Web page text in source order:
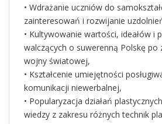
• Wdrażanie uczniów do
zainteresowań i rozwijanie
• Kultywowanie wartości, ideałów i
walczących o suwerenną Polskę po
wojny światowej,
• Kształcenie umiejętności
komunikacji niewerbalnej,
• Popularyzacja działań
wiedzy z zakresu różnych technik